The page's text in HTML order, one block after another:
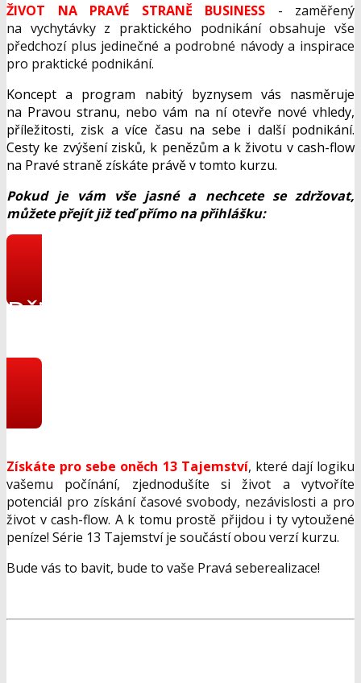
ŽIVOT NA PRAVÉ STRANĚ BUSINESS - zaměřený
na vychytávky z praktického podnikání obsahuje vše
předchozí plus jedinečné a podrobné návody a inspirace
pro praktické podnikání.
Koncept a program nabitý byznysem vás nasměruje
na Pravou stranu, nebo vám na ní otevře nové vhledy,
příležitosti, zisk a více času na sebe i další podnikání.
Cesty ke zvýšení zisků, k penězům a k životu v cash-flow
na Pravé straně získáte právě v tomto kurzu.
Pokud je vám vše jasné a nechcete se zdržovat,
můžete přejít již teď přímo na přihlášku:
Přihlásit se do online
kurzu
Získáte pro sebe oněch 13 Tajemství, které dají logiku
vašemu počínání, zjednodušíte si život a vytvoříte
potenciál pro získání časové svobody, nezávislosti a pro
život v cash-flow. A k tomu prostě přijdou i ty vytoužené
peníze! Série 13 Tajemství je součástí obou verzí kurzu.
Bude vás to bavit, bude to vaše Pravá seberealizace!